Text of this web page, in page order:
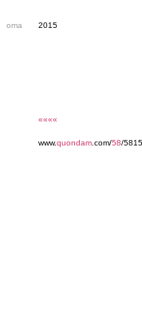
oma 2015
««««
www.quondam .com/58/